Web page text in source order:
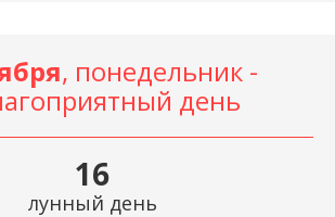
, понедельник -
день
16
лунный день